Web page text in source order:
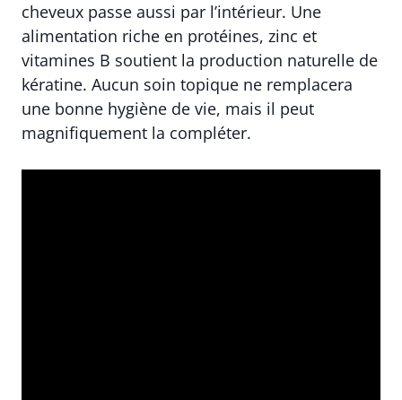
cheveux passe aussi par l’intérieur. Une
alimentation riche en protéines, zinc et
vitamines B soutient la production naturelle de
kératine. Aucun soin topique ne remplacera
une bonne hygiène de vie, mais il peut
magnifiquement la compléter.